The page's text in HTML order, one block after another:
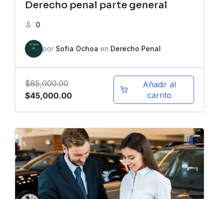
Derecho penal parte general
0
por Sofia Ochoa en Derecho Penal
$85,000.00
El
era:
$85,000.00.
$45,000.00El
es:
$45,000.00.
Añadir al
carrito